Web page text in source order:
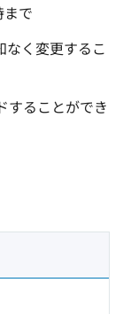
で
く変更するこ
することができ